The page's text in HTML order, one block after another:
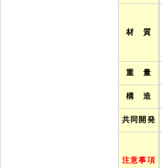
材 質
重 量
構 造
共同開発
注意事項